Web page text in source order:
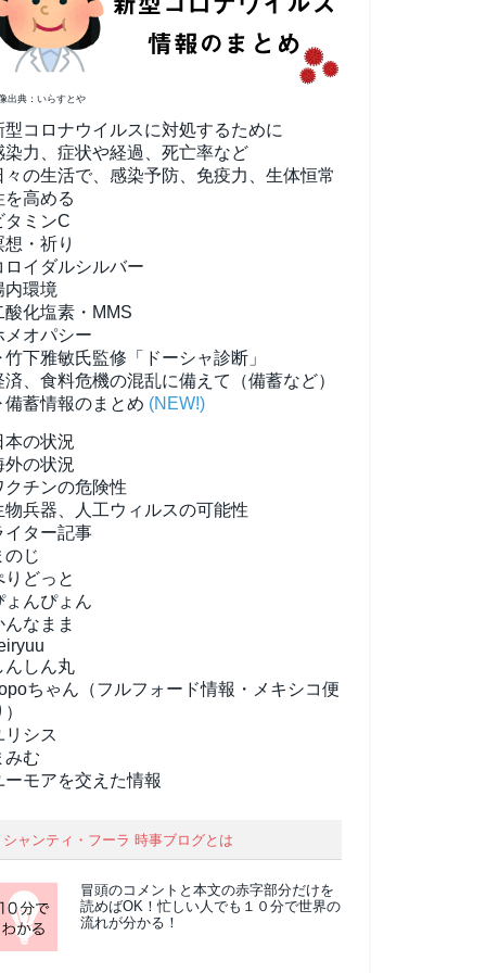
出典：いらすとや
型コロナウイルスに対処するために
染力、症状や経過、死亡率など
々の生活で、感染予防、免疫力、生体恒常
を高める
タミンC
想・祈り
ロイダルシルバー
内環境
酸化塩素・MMS
メオパシー
下雅敏氏監修「ドーシャ診断」
済、食料危機の混乱に備えて（備蓄など）
蓄情報のまとめ (NEW!)
本の状況
外の状況
クチンの危険性
物兵器、人工ウィルスの可能性
イター記事
のじ
りどっと
ょんぴょん
んなまま
んしん丸
ちゃん（フルフォード情報・メキシコ便
リシス
みむ
ーモアを交えた情報
シャンティ・フーラ 時事ブログとは
冒頭のコメントと本文の赤字部分だけを
読めばOK！忙しい人でも１０分で世界の
流れが分かる！